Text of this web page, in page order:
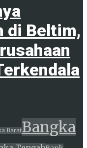
di Beltim,
BaratBangka